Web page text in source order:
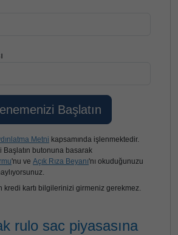
Metni kapsamında işlenmektedir.
Başlatın butonuna basarak
'nu ve Açık Rıza Beyanı'nı okuduğunuzu
kredi kartı bilgilerinizi girmeniz gerekmez.
rulo sac piyasasına